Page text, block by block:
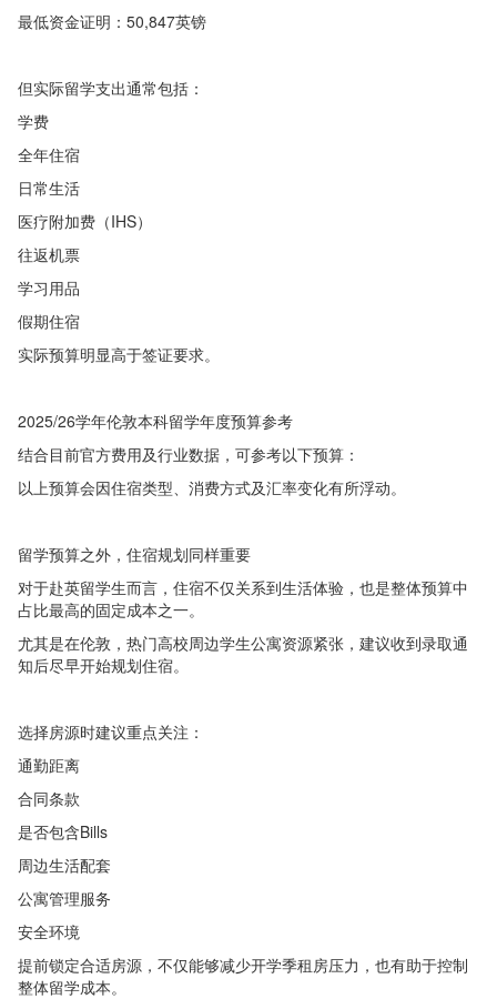
最低资金证明：50,847英镑
但实际留学支出通常包括：
学费
全年住宿
日常生活
医疗附加费（IHS）
往返机票
学习用品
假期住宿
实际预算明显高于签证要求。
2025/26学年伦敦本科留学年度预算参考
结合目前官方费用及行业数据，可参考以下预算：
以上预算会因住宿类型、消费方式及汇率变化有所浮动。
留学预算之外，住宿规划同样重要
对于赴英留学生而言，住宿不仅关系到生活体验，也是整体预算中
占比最高的固定成本之一。
尤其是在伦敦，热门高校周边学生公寓资源紧张，建议收到录取通
知后尽早开始规划住宿。
选择房源时建议重点关注：
通勤距离
合同条款
是否包含Bills
周边生活配套
公寓管理服务
安全环境
提前锁定合适房源，不仅能够减少开学季租房压力，也有助于控制
整体留学成本。